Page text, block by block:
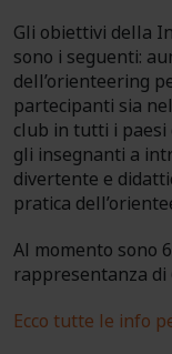
Gli obiettivi della
sono i seguenti:
dell’orienteering
partecipanti sia
club in tutti i paesi
gli insegnanti a
divertente e
pratica
Al momento sono
rappresentanza di
Ecco tutte le info